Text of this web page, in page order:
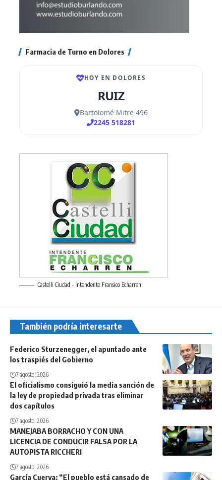
Farmacia de Turno en Dolores
Castelli Ciudad - Intendente Fransico Echarren
También podría interesarte
Federico Sturzenegger, el apuntado ante
los traspiés del Gobierno
7 agosto, 2026
El oficialismo consiguió la media sanción de
la ley de propiedad privada tras eliminar
dos capítulos
7 agosto, 2026
MANEJABA BORRACHO Y CON UNA
LICENCIA DE CONDUCIR FALSA POR LA
AUTOPISTA RICCHERI
7 agosto, 2026
García Cuerva: “El pueblo está cansado de